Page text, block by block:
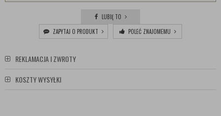
LUBIĘ TO
ZAPYTAJ O PRODUKT
POLEĆ ZNAJOMEMU
REKLAMACJA I ZWROTY
KOSZTY WYSYŁKI